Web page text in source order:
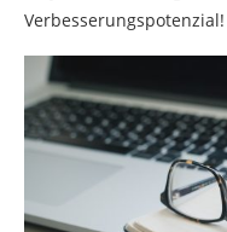
Verbesserungspotenzial!